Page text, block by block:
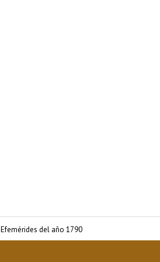
Efemérides del año 1790